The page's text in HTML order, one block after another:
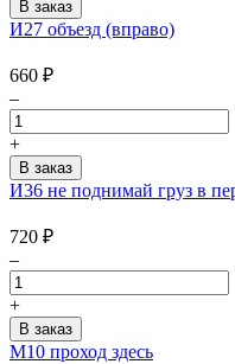
И27 объезд (вправо)
660 ₽
–
+
И36 не поднимай груз в
720 ₽
–
+
М10 проход здесь